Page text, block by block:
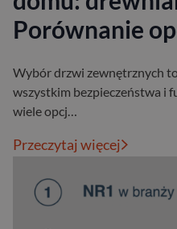
Porównanie
Wybór drzwi zewnętrznych
wszystkim bezpieczeństwa i
wiele opcj…
Przeczytaj więcej